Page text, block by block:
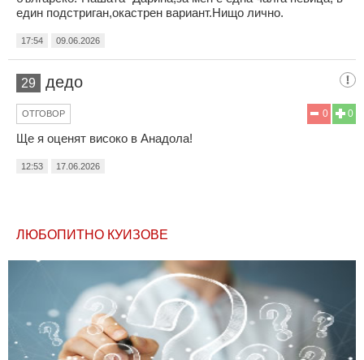
един подстриган,окастрен вариант.Нищо лично.
17:54 09.06.2026
29 дедо
0
0
ОТГОВОР
Ще я оценят високо в Анадола!
12:53 17.06.2026
ЛЮБОПИТНО КУИЗОВЕ